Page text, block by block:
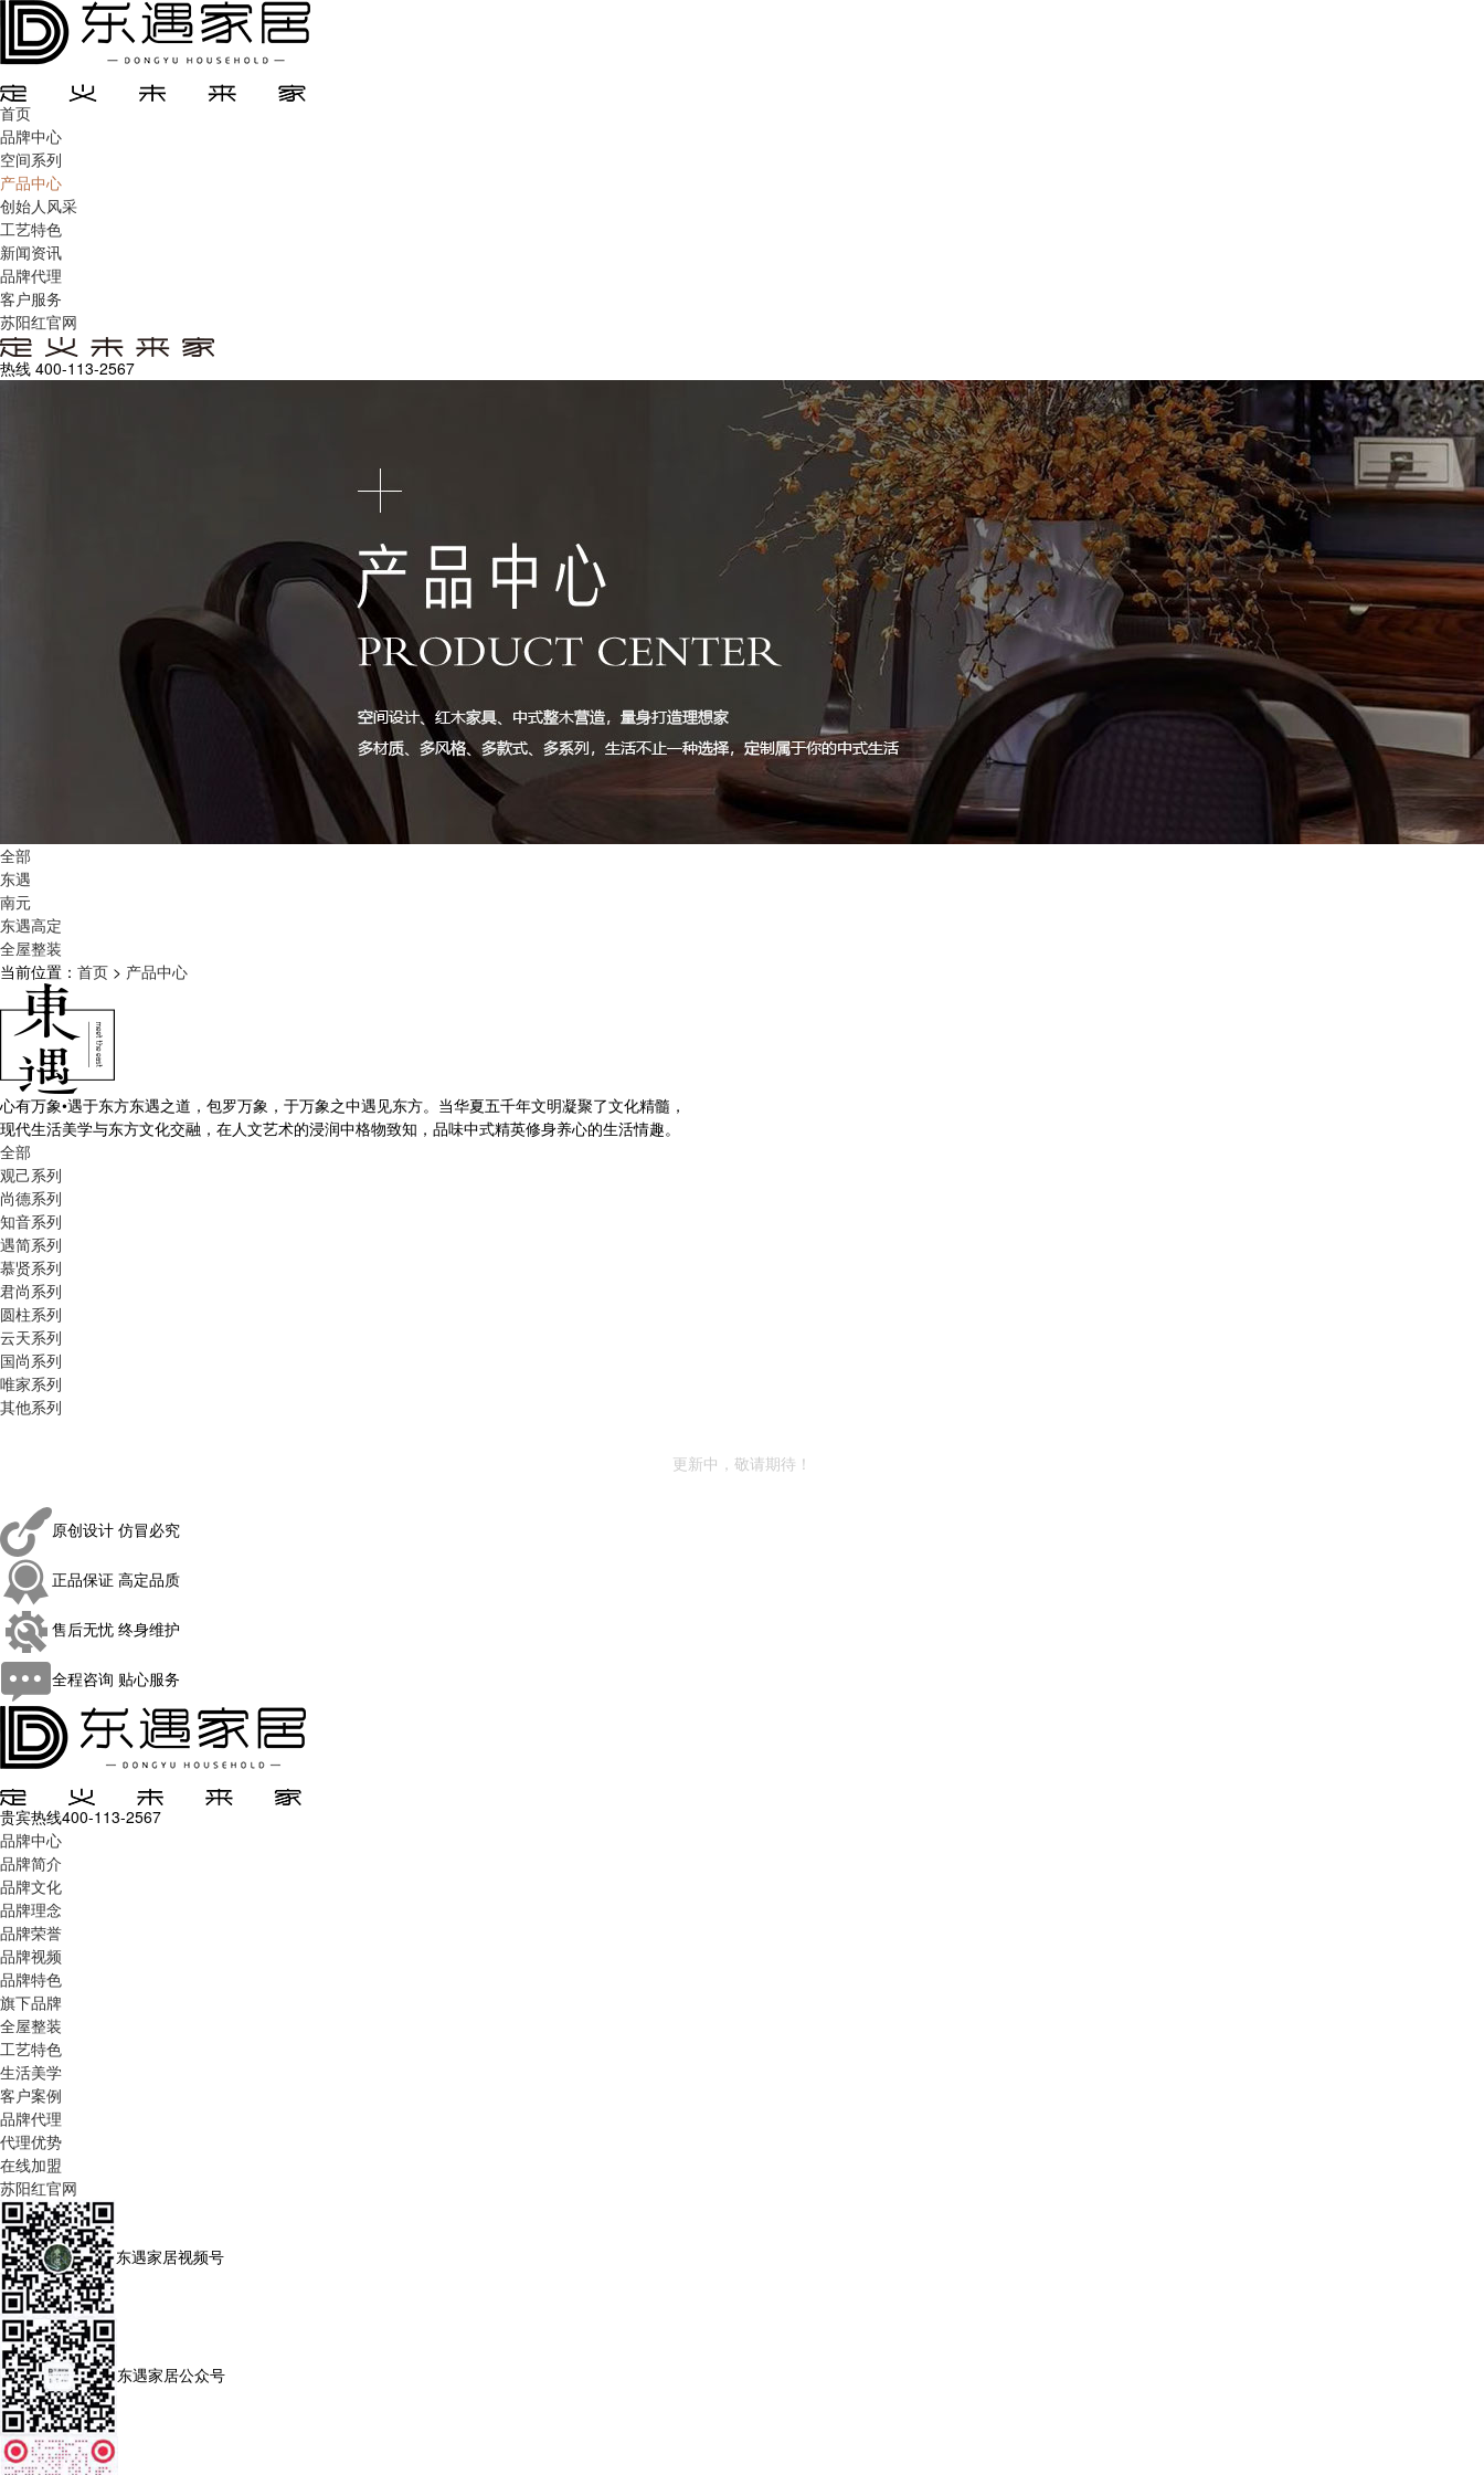
首页
品牌中心
空间系列
产品中心
创始人风采
工艺特色
新闻资讯
品牌代理
客户服务
苏阳红官网
热线 400-113-2567
全部
东遇
南元
东遇高定
全屋整装
当前位置： 首页 > 产品中心
心有万象•遇于东方东遇之道，包罗万象，于万象之中遇见东方。当华夏五千年文明凝聚了文化精髓，
现代生活美学与东方文化交融，在人文艺术的浸润中格物致知，品味中式精英修身养心的生活情趣。
全部
观己系列
尚德系列
知音系列
遇简系列
慕贤系列
君尚系列
圆柱系列
云天系列
国尚系列
唯家系列
其他系列
更新中，敬请期待！
原创设计 仿冒必究
正品保证 高定品质
售后无忧 终身维护
全程咨询 贴心服务
贵宾热线400-113-2567
品牌中心
品牌简介
品牌文化
品牌理念
品牌荣誉
品牌视频
品牌特色
旗下品牌
全屋整装
工艺特色
生活美学
客户案例
品牌代理
代理优势
在线加盟
苏阳红官网
东遇家居视频号
东遇家居公众号